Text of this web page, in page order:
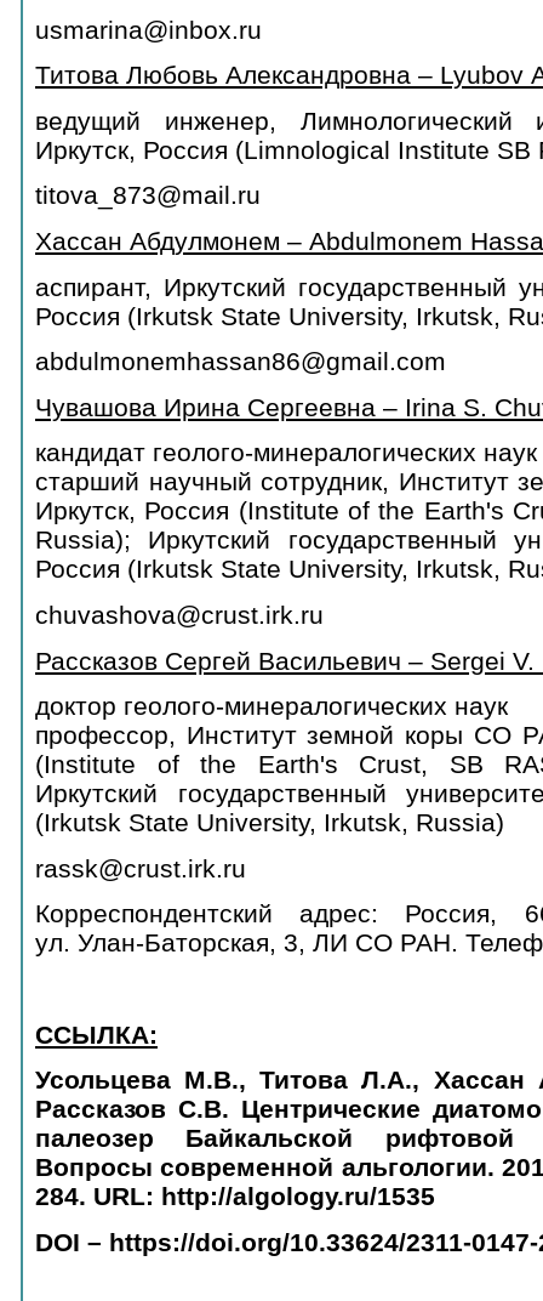
usmarina@inbox.ru
Титова Любовь Александровна – Lyubov
ведущий инженер,
Иркутск, Россия (Limnological Institute
titova_873@mail.ru
Хассан Абдулмонем – Abdulmonem
аспирант, Иркутский государственный
Россия (Irkutsk State University, Irkutsk,
abdulmonemhassan86@gmail.com
Чувашова Ирина Сергеевна – Irina S.
кандидат геолого-минералогических наук
старший научный сотрудник, Институт
Иркутск, Россия (Institute of the Earth's
Russia); Иркутский государственный
Россия (Irkutsk State University, Irkutsk,
chuvashova@crust.irk.ru
Рассказов Сергей Васильевич – Sergei
доктор геолого-минералогических наук
профессор, Институт земной коры СО
(Institute of the Earth's Crust, SB
Иркутский государственный
(Irkutsk State University, Irkutsk, Russia)
rassk@crust.irk.ru
Корреспондентский адрес: Россия,
ул. Улан-Баторская, 3, ЛИ СО РАН.
ССЫЛКА:
Усольцева М.В., Титова Л.А.,
Рассказов С.В. Центрические
палеозер Байкальской
Вопросы современной альгологии.
284. URL: http://algology.ru/1535
DOI – https://doi.org/10.33624/2311-